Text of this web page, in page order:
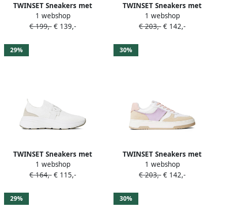
TWINSET Sneakers met
logo-applicatie Wit
1 webshop
€ 199,- € 139,-
TWINSET Sneakers met
colourblocking Wit
1 webshop
€ 203,- € 142,-
29%
TWINSET Sneakers met
mesh vlakken Wit
1 webshop
€ 164,- € 115,-
30%
TWINSET Sneakers met
colourblocking Wit
1 webshop
€ 203,- € 142,-
29% 30%